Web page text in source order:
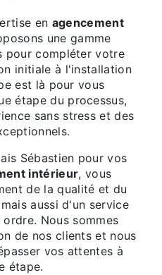
en agencement
une gamme
pour compléter votre
initiale à l'installation
est là pour vous
étape du processus,
sans stress et des
Sébastien pour vos
intérieur, vous
de la qualité et du
aussi d'un service
Nous sommes
de nos clients et nous
vos attentes à
étape.